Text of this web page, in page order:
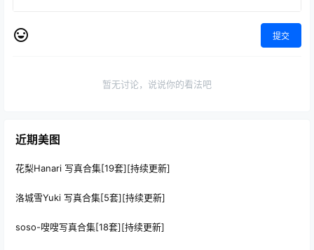
提交
暂无讨论，说说你的看法吧
近期美图
花梨Hanari 写真合集[19套][持续更新]
洛城雪Yuki 写真合集[5套][持续更新]
soso-嗖嗖写真合集[18套][持续更新]